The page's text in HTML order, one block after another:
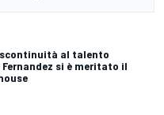
al talento
si è meritato il